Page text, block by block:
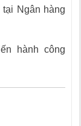
Ngân hàng
hành công